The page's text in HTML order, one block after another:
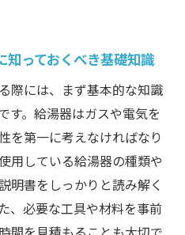
の家族との連携
き重要ポイント
び方と注意点
時間帯の選び方
すべきツール
湯器の選び方
施工計画の立て方
知っておくべき基礎知識
際には、まず基本的な知識
す。給湯器はガスや電気を
を第一に考えなければなり
用している給湯器の種類や
明書をしっかりと読み解く
、必要な工具や材料を事前